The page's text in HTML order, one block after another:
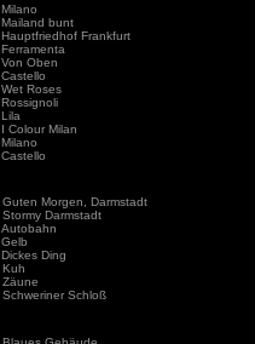
Milano
Mailand bunt
Hauptfriedhof Frankfurt
Ferramenta
Von Oben
Castello
Wet Roses
Rossignoli
Lila
I Colour Milan
Milano
Castello
Guten Morgen, Darmstadt
Stormy Darmstadt
Autobahn
Gelb
Dickes Ding
Kuh
Zäune
Schweriner Schloß